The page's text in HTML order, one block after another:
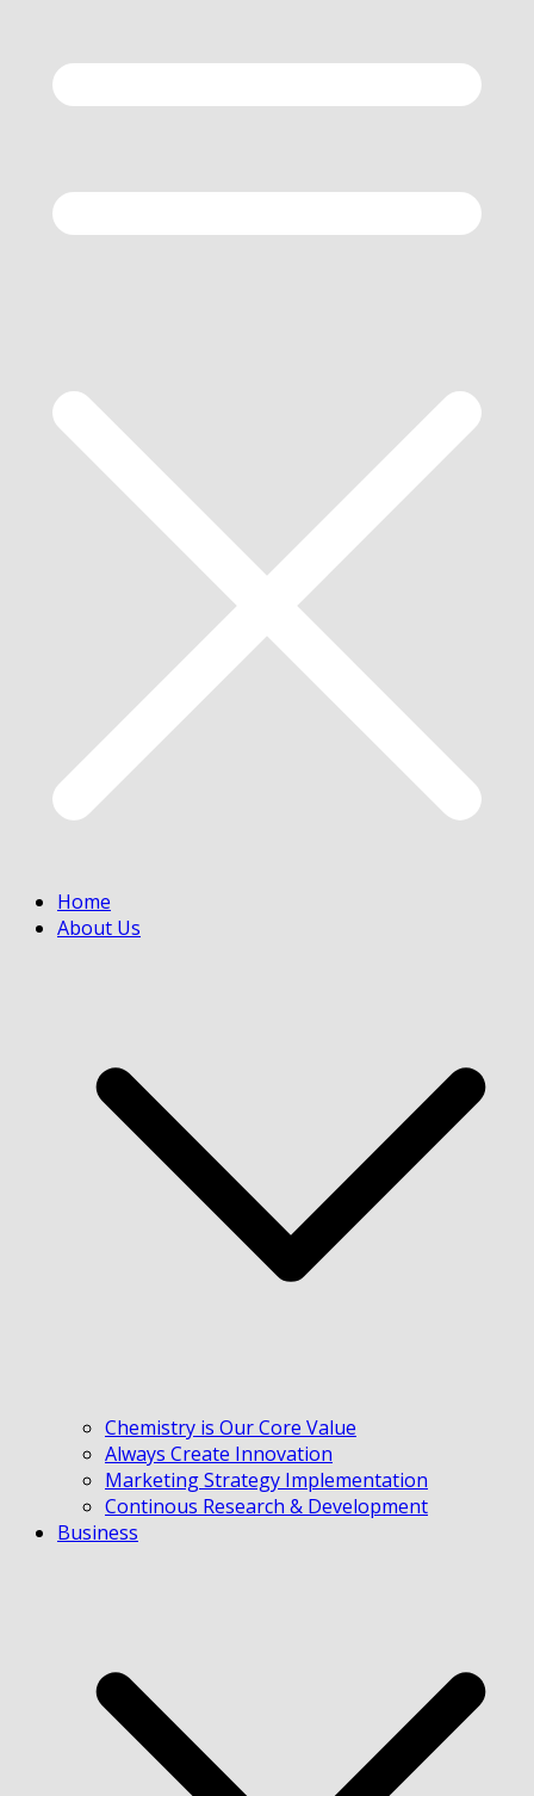
Home
About Us
Chemistry is Our Core Value
Always Create Innovation
Marketing Strategy Implementation
Continous Research & Development
Business